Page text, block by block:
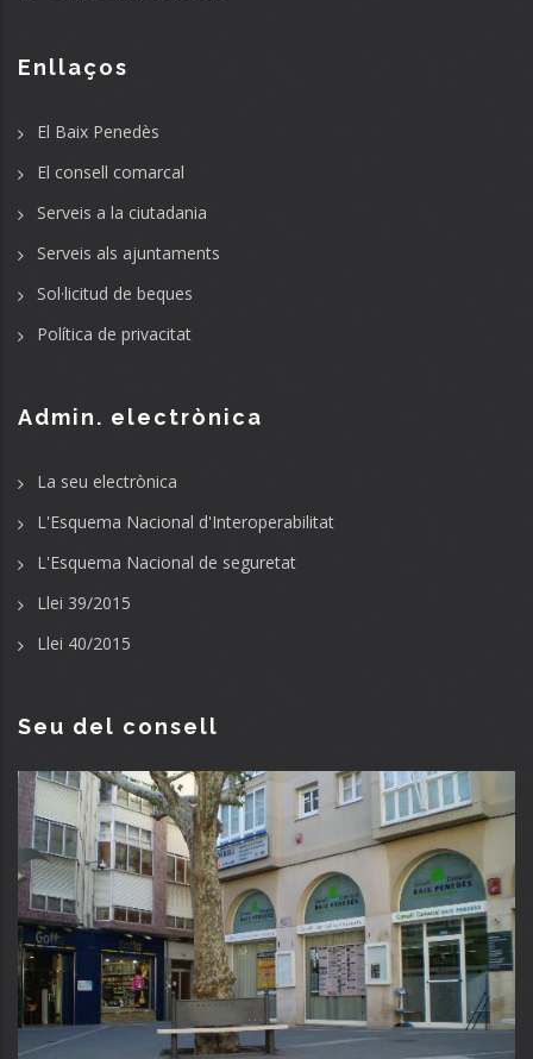
Enllaços
El Baix Penedès
El consell comarcal
Serveis a la ciutadania
Serveis als ajuntaments
Sol·licitud de beques
Política de privacitat
Admin. electrònica
La seu electrònica
L'Esquema Nacional d'Interoperabilitat
L'Esquema Nacional de seguretat
Llei 39/2015
Llei 40/2015
Seu del consell